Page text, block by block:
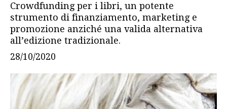
Crowdfunding per i libri, un potente
strumento di finanziamento, marketing e
promozione anziché una valida alternativa
all’edizione tradizionale.
28/10/2020